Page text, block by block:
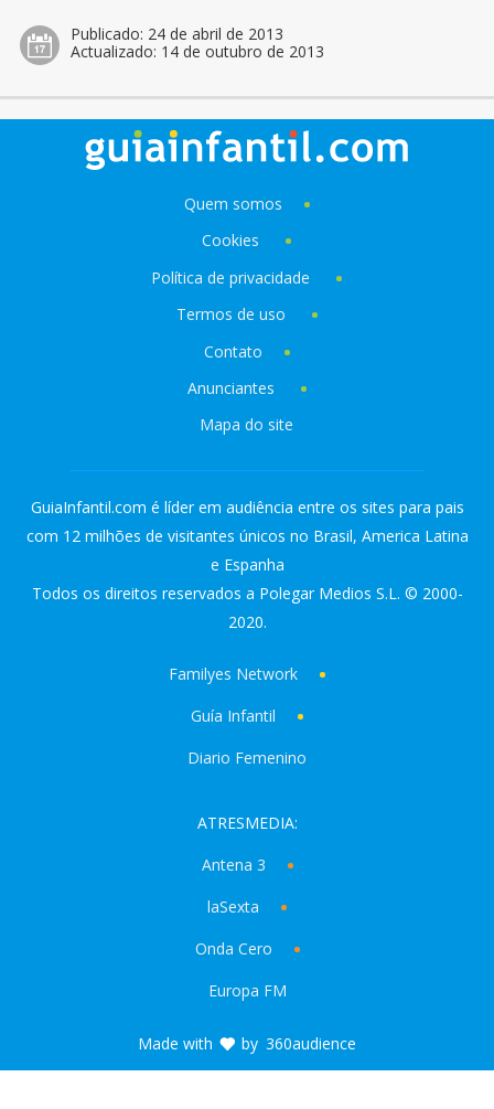
Publicado: 24 de abril de 2013
Actualizado: 14 de outubro de 2013
Quem somos
Cookies
Política de privacidade
Termos de uso
Contato
Anunciantes
Mapa do site
GuiaInfantil.com é líder em audiência entre os sites para pais
com 12 milhões de visitantes únicos no Brasil, America Latina
e Espanha
Todos os direitos reservados a Polegar Medios S.L. © 2000-
2020.
Familyes Network
Guía Infantil
Diario Femenino
ATRESMEDIA:
Antena 3
laSexta
Onda Cero
Europa FM
Made with by 360audience